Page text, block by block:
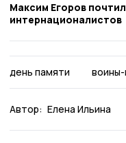
Максим Егоров
интернационалистов
день памяти
Автор: Елена Ильина